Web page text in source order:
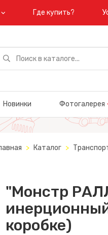
Где купить?
Новинки Фотогалерея
Каталог
"Монстр
коробке)